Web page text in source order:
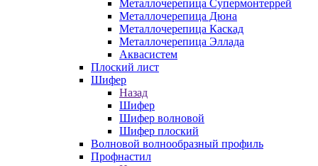
Металлочерепица Супермонтеррей
Металлочерепица Дюна
Металлочерепица Каскад
Металлочерепица Эллада
Аквасистем
Плоский лист
Шифер
Назад
Шифер
Шифер волновой
Шифер плоский
Волновой волнообразный профиль
Профнастил